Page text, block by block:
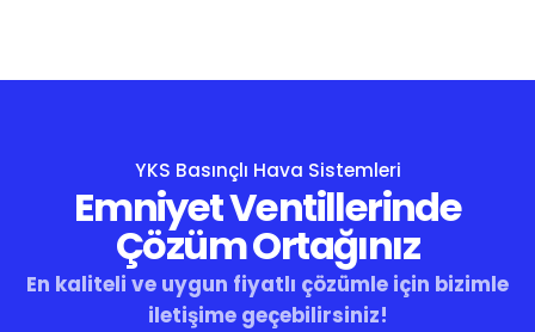
YKS Basınçlı Hava Sistemleri
Emniyet Ventillerinde
Çözüm Ortağınız
En kaliteli ve uygun fiyatlı çözümle için bizimle
iletişime geçebilirsiniz!